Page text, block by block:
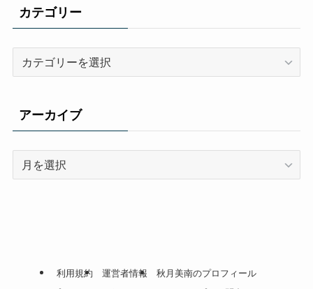
カテゴリー
リ
ー
アーカイブ
利用規約 運営者情報
秋月美南のプロフィール